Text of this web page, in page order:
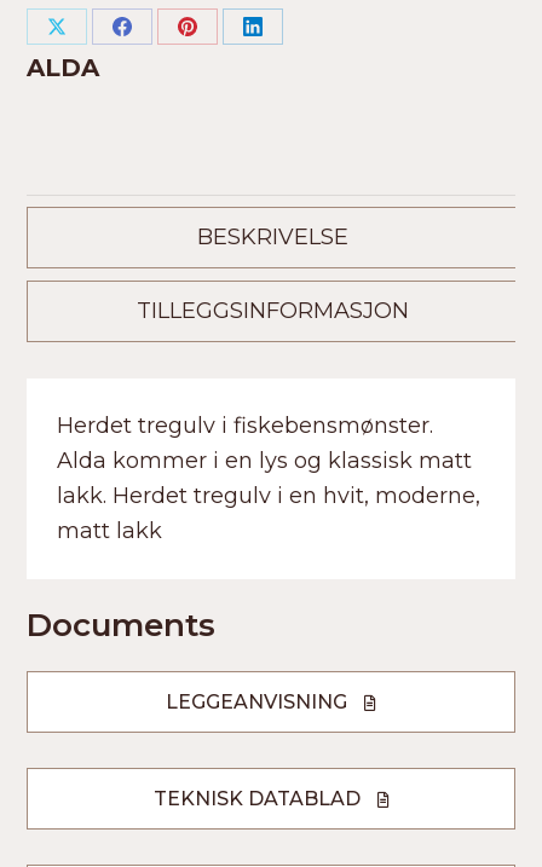
ALDA
Share
on
Share Share Share
BESKRIVELSE
TILLEGGSINFORMASJON
Herdet tregulv i fiskebensmønster.
Alda kommer i en lys og klassisk matt
lakk. Herdet tregulv i en hvit, moderne,
matt lakk
Documents
LEGGEANVISNING
TEKNISK DATABLAD